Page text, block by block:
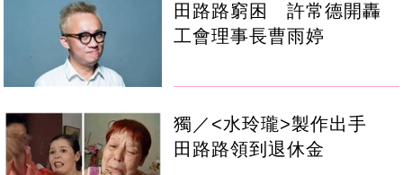
田路路窮困 許常德開轟
工會理事長曹雨婷
獨／<水玲瓏>製作出手
田路路領到退休金